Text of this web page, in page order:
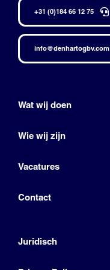
+31 (0)184 66 12 75
info@denhartogbv.com
Wat wij doen
Wie wij zijn
Vacatures
Contact
Juridisch